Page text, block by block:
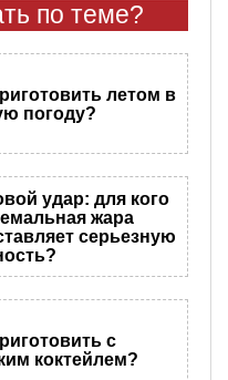
по теме?
летом в
погоду?
удар: для кого
жара
серьезную
с
коктейлем?